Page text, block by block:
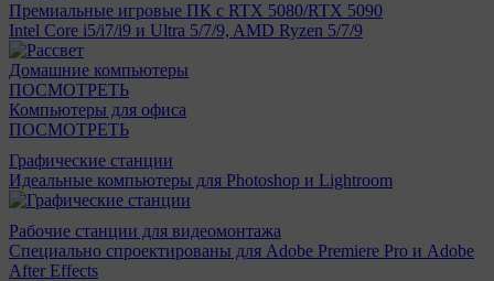
Премиальные игровые ПК с RTX 5080/RTX 5090
Intel Core i5/i7/i9 и Ultra 5/7/9, AMD Ryzen 5/7/9
Домашние компьютеры
ПОСМОТРЕТЬ
Компьютеры для офиса
ПОСМОТРЕТЬ
Графические станции
Идеальные компьютеры для Photoshop и Lightroom
Рабочие станции для видеомонтажа
Специально спроектированы для Adobe Premiere Pro и Adobe
After Effects